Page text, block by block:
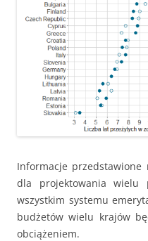
Informacje przedstawione
dla projektowania wielu
wszystkim systemu
budżetów wielu krajów
obciążeniem.